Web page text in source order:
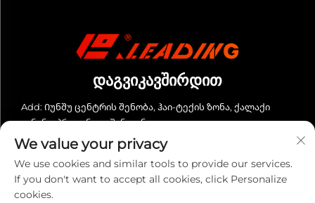
ᲓᲐᲒᲕᲘᲙᲐᲕᲨᲘᲠᲓᲘᲗ
Add: Იუნშუ ცენტრის შენობა, ჰაი-ტექის ზონა, ქალაქი
ჯინანი, პროვინცია შანდონგი
Ტელ.:+86-13280023931
Ელ. ფოსტა:[email protected]
We value your privacy
We use cookies and similar tools to provide our services.
If you don't want to accept all cookies, click Personalize
cookies.